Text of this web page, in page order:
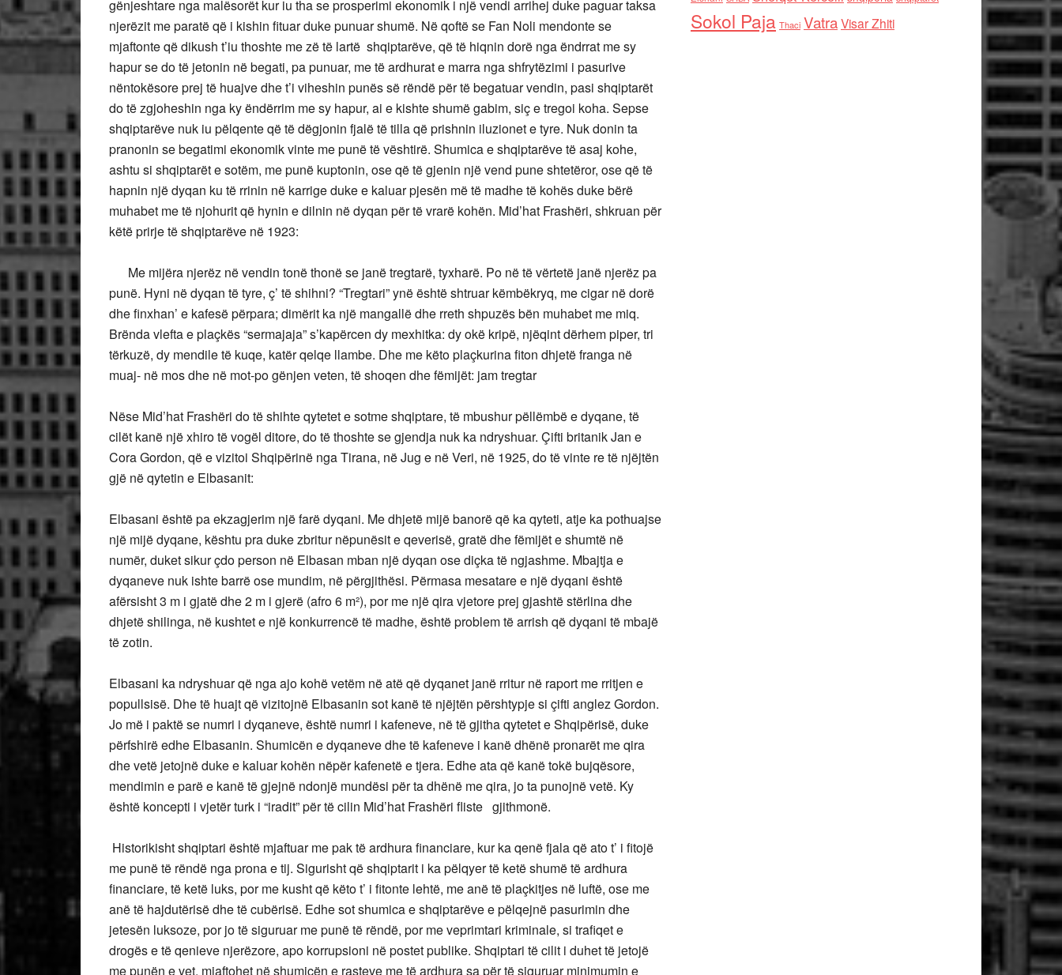
gënjeshtare nga malësorët kur iu tha se prosperimi ekonomik i një vendi arrihej duke paguar taksa
njerëzit me paratë që i kishin fituar duke punuar shumë. Në qoftë se Fan Noli mendonte se
mjaftonte që dikush t’iu thoshte me zë të lartë shqiptarëve, që të hiqnin dorë nga ëndrrat me sy
hapur se do të jetonin në begati, pa punuar, me të ardhurat e marra nga shfrytëzimi i pasurive
nëntokësore prej të huajve dhe t’i viheshin punës së rëndë për të begatuar vendin, pasi shqiptarët
do të zgjoheshin nga ky ëndërrim me sy hapur, ai e kishte shumë gabim, siç e tregoi koha. Sepse
shqiptarëve nuk iu pëlqente që të dëgjonin fjalë të tilla që prishnin iluzionet e tyre. Nuk donin ta
pranonin se begatimi ekonomik vinte me punë të vështirë. Shumica e shqiptarëve të asaj kohe,
ashtu si shqiptarët e sotëm, me punë kuptonin, ose që të gjenin një vend pune shtetëror, ose që të
hapnin një dyqan ku të rrinin në karrige duke e kaluar pjesën më të madhe të kohës duke bërë
muhabet me të njohurit që hynin e dilnin në dyqan për të vrarë kohën. Mid’hat Frashëri, shkruan për
këtë prirje të shqiptarëve në 1923:
Me mijëra njerëz në vendin tonë thonë se janë tregtarë, tyxharë. Po në të vërtetë janë njerëz pa
punë. Hyni në dyqan të tyre, ç’ të shihni? “Tregtari” ynë është shtruar këmbëkryq, me cigar në dorë
dhe finxhan’ e kafesë përpara; dimërit ka një mangallë dhe rreth shpuzës bën muhabet me miq.
Brënda vlefta e plaçkës “sermajaja” s’kapërcen dy mexhitka: dy okë kripë, njëqint dërhem piper, tri
tërkuzë, dy mendile të kuqe, katër qelqe llambe. Dhe me këto plaçkurina fiton dhjetë franga në
muaj- në mos dhe në mot-po gënjen veten, të shoqen dhe fëmijët: jam tregtar
Nëse Mid’hat Frashëri do të shihte qytetet e sotme shqiptare, të mbushur pëllëmbë e dyqane, të
cilët kanë një xhiro të vogël ditore, do të thoshte se gjendja nuk ka ndryshuar. Çifti britanik Jan e
Cora Gordon, që e vizitoi Shqipërinë nga Tirana, në Jug e në Veri, në 1925, do të vinte re të njëjtën
gjë në qytetin e Elbasanit:
Elbasani është pa ekzagjerim një farë dyqani. Me dhjetë mijë banorë që ka qyteti, atje ka pothuajse
një mijë dyqane, kështu pra duke zbritur nëpunësit e qeverisë, gratë dhe fëmijët e shumtë në
numër, duket sikur çdo person në Elbasan mban një dyqan ose diçka të ngjashme. Mbajtja e
dyqaneve nuk ishte barrë ose mundim, në përgjithësi. Përmasa mesatare e një dyqani është
afërsisht 3 m i gjatë dhe 2 m i gjerë (afro 6 m²), por me një qira vjetore prej gjashtë stërlina dhe
dhjetë shilinga, në kushtet e një konkurrencë të madhe, është problem të arrish që dyqani të mbajë
të zotin.
Elbasani ka ndryshuar që nga ajo kohë vetëm në atë që dyqanet janë rritur në raport me rritjen e
popullsisë. Dhe të huajt që vizitojnë Elbasanin sot kanë të njëjtën përshtypje si çifti anglez Gordon.
Jo më i paktë se numri i dyqaneve, është numri i kafeneve, në të gjitha qytetet e Shqipërisë, duke
përfshirë edhe Elbasanin. Shumicën e dyqaneve dhe të kafeneve i kanë dhënë pronarët me qira
dhe vetë jetojnë duke e kaluar kohën nëpër kafenetë e tjera. Edhe ata që kanë tokë bujqësore,
mendimin e parë e kanë të gjejnë ndonjë mundësi për ta dhënë me qira, jo ta punojnë vetë. Ky
është koncepti i vjetër turk i “iradit” për të cilin Mid’hat Frashëri fliste gjithmonë.
Historikisht shqiptari është mjaftuar me pak të ardhura financiare, kur ka qenë fjala që ato t’ i fitojë
me punë të rëndë nga prona e tij. Sigurisht që shqiptarit i ka pëlqyer të ketë shumë të ardhura
financiare, të ketë luks, por me kusht që këto t’ i fitonte lehtë, me anë të plaçkitjes në luftë, ose me
anë të hajdutërisë dhe të cubërisë. Edhe sot shumica e shqiptarëve e pëlqejnë pasurimin dhe
jetesën luksoze, por jo të siguruar me punë të rëndë, por me veprimtari kriminale, si trafiqet e
drogës e të qenieve njerëzore, apo korrupsioni në postet publike. Shqiptari të cilit i duhet të jetojë
me punën e vet, mjaftohet në shumicën e rasteve me të ardhura sa për të siguruar minimumin e
Sokol Paja Thaci VatraVisar Zhiti